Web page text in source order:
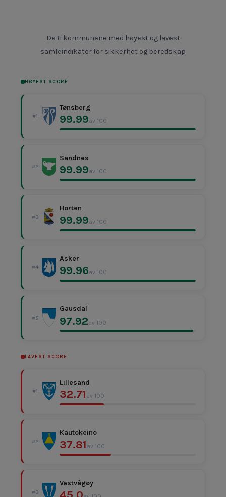
De ti kommunene med høyest og lavest
samleindikator for sikkerhet og beredskap
HØYEST SCORE
#1
Tønsberg
99.99av 100
#2
Sandnes
99.99av 100
#3
Horten
99.99av 100
#4
Asker
99.96av 100
#5
Gausdal
97.92av 100
LAVEST SCORE
#1
Lillesand
32.71 av 100
#2
Kautokeino
37.81 av 100
#3
Vestvågøy